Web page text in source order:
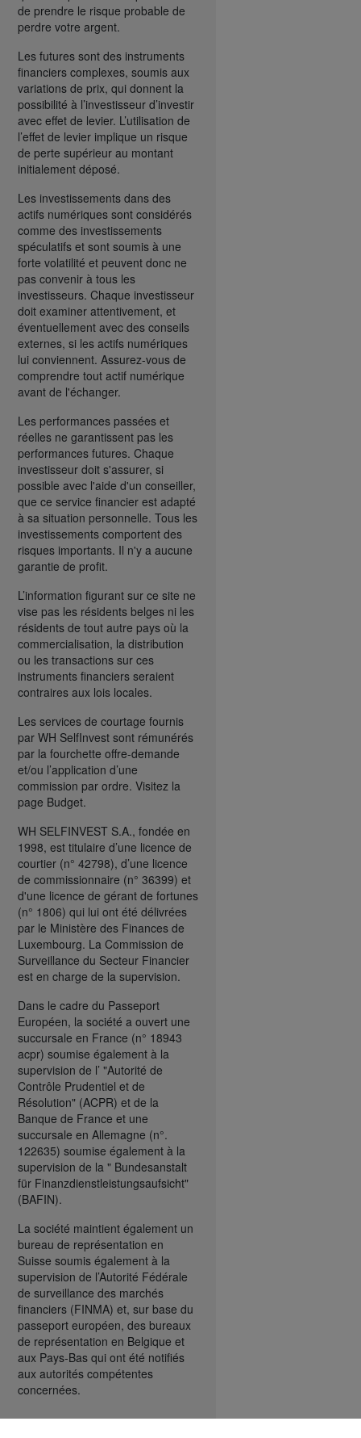
de prendre le risque probable de
perdre votre argent.
Les futures sont des instruments
financiers complexes, soumis aux
variations de prix, qui donnent la
possibilité à l’investisseur d’investir
avec effet de levier. L’utilisation de
l’effet de levier implique un risque
de perte supérieur au montant
initialement déposé.
Les investissements dans des
actifs numériques sont considérés
comme des investissements
spéculatifs et sont soumis à une
forte volatilité et peuvent donc ne
pas convenir à tous les
investisseurs. Chaque investisseur
doit examiner attentivement, et
éventuellement avec des conseils
externes, si les actifs numériques
lui conviennent. Assurez-vous de
comprendre tout actif numérique
avant de l'échanger.
Les performances passées et
réelles ne garantissent pas les
performances futures. Chaque
investisseur doit s'assurer, si
possible avec l'aide d'un conseiller,
que ce service financier est adapté
à sa situation personnelle. Tous les
investissements comportent des
risques importants. Il n'y a aucune
garantie de profit.
L’information figurant sur ce site ne
vise pas les résidents belges ni les
résidents de tout autre pays où la
commercialisation, la distribution
ou les transactions sur ces
instruments financiers seraient
contraires aux lois locales.
Les services de courtage fournis
par WH SelfInvest sont rémunérés
par la fourchette offre-demande
et/ou l’application d’une
commission par ordre. Visitez la
page Budget.
WH SELFINVEST S.A., fondée en
1998, est titulaire d’une licence de
courtier (n° 42798), d’une licence
de commissionnaire (n° 36399) et
d'une licence de gérant de fortunes
(n° 1806) qui lui ont été délivrées
par le Ministère des Finances de
Luxembourg. La Commission de
Surveillance du Secteur Financier
est en charge de la supervision.
Dans le cadre du Passeport
Européen, la société a ouvert une
succursale en France (n° 18943
acpr) soumise également à la
supervision de l’ "Autorité de
Contrôle Prudentiel et de
Résolution" (ACPR) et de la
Banque de France et une
succursale en Allemagne (n°.
122635) soumise également à la
supervision de la " Bundesanstalt
für Finanzdienstleistungsaufsicht"
(BAFIN).
La société maintient également un
bureau de représentation en
Suisse soumis également à la
supervision de l’Autorité Fédérale
de surveillance des marchés
financiers (FINMA) et, sur base du
passeport européen, des bureaux
de représentation en Belgique et
aux Pays-Bas qui ont été notifiés
aux autorités compétentes
concernées.